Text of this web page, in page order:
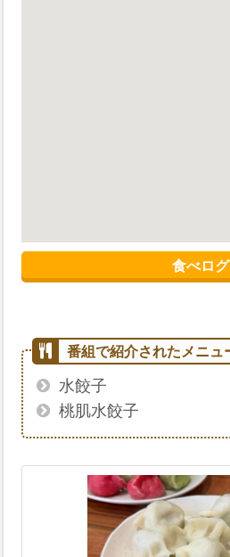
食べログ
水餃子
桃肌水餃子